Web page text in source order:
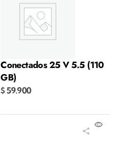
Conectados 25 V 5.5 (110
GB)
$59.900